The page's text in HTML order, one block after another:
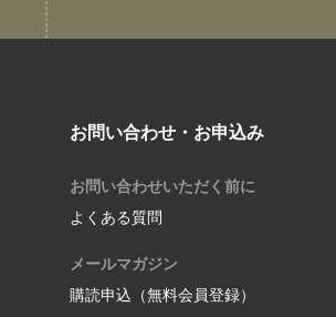
お問い合わせ・お申込み
お問い合わせいただく前に
よくある質問
メールマガジン
購読申込（無料会員登録）